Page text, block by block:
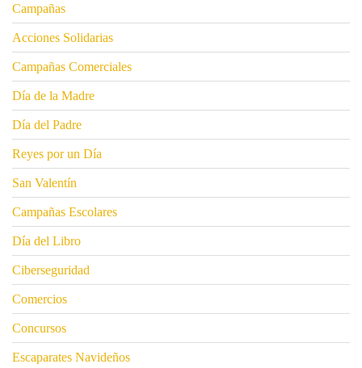
Campañas
Acciones Solidarias
Campañas Comerciales
Día de la Madre
Día del Padre
Reyes por un Día
San Valentín
Campañas Escolares
Día del Libro
Ciberseguridad
Comercios
Concursos
Escaparates Navideños